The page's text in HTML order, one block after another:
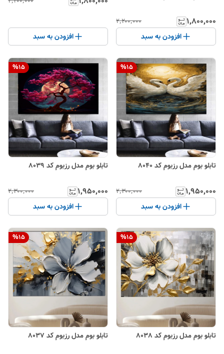
۱٬۸۰۰٬۰۰۰ ۲٬۲۰۰٬۰۰۰
افزودن به سبد افزودن به سبد
%15
تابلو بوم مدل رزبوم کد 8040
۱٬۹۵۰٬۰۰۰ ۲٬۳۰۰٬۰۰۰
افزودن به سبد
%15
تابلو بوم مدل رزبوم کد 8039
۱٬۹۵۰٬۰۰۰ ۲٬۳۰۰٬۰۰۰
افزودن به سبد
%15
تابلو بوم مدل رزبوم کد 8038
%15
تابلو بوم مدل رزبوم کد 8037